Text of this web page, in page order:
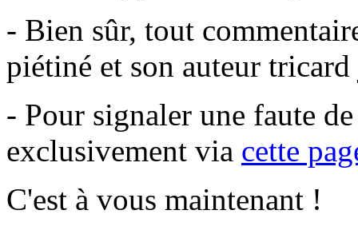
- Bien sûr, tout
piétiné et son auteur
- Pour signaler une faute
exclusivement via cette
C'est à vous maintenant !